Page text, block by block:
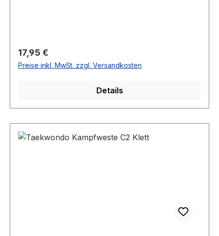
Regulärer Preis:
17,95 €
Preise inkl. MwSt. zzgl. Versandkosten
Details